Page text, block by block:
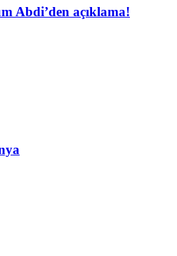
Abdi’den açıklama!